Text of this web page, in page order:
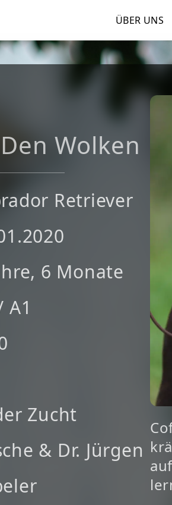
ÜBER UNS
Wolken
Retriever
6 Monate
A1
Zucht
& Dr. Jürgen